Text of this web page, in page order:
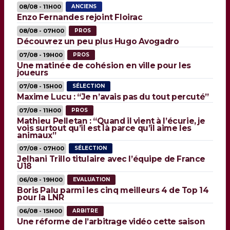
08/08 - 11H00 ANCIENS
Enzo Fernandes rejoint Floirac
08/08 - 07H00 PROS
Découvrez un peu plus Hugo Avogadro
07/08 - 19H00 PROS
Une matinée de cohésion en ville pour les
joueurs
07/08 - 15H00 SÉLECTION
Maxime Lucu : “Je n’avais pas du tout percuté”
07/08 - 11H00 PROS
Mathieu Pelletan : “Quand il vient à l’écurie, je
vois surtout qu’il est là parce qu’il aime les
animaux”
07/08 - 07H00 SÉLECTION
Jelhani Trillo titulaire avec l’équipe de France
U18
06/08 - 19H00 EVALUATION
Boris Palu parmi les cinq meilleurs 4 de Top 14
pour la LNR
06/08 - 15H00 ARBITRE
Une réforme de l’arbitrage vidéo cette saison